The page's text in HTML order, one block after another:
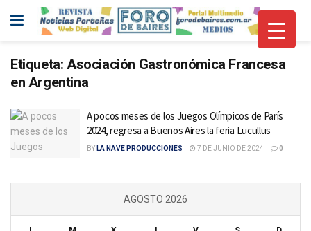
Etiqueta: Asociación Gastronómica Francesa
en Argentina
A pocos meses de los Juegos Olímpicos de París
2024, regresa a Buenos Aires la feria Lucullus
BY LA NAVE PRODUCCIONES 7 DE JUNIO DE 2024 0
AGOSTO 2026